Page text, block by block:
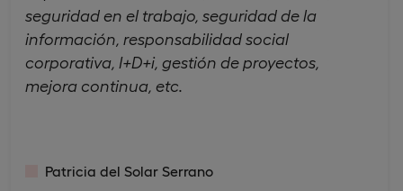
seguridad en el trabajo, seguridad de la
información, responsabilidad social
corporativa, I+D+i, gestión de proyectos,
mejora continua, etc.
Patricia del Solar Serrano